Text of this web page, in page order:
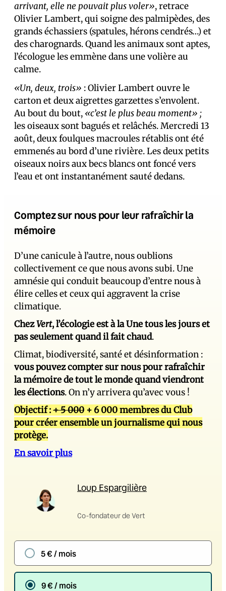
arrivant, elle ne pouvait plus voler», retrace
Olivier Lambert, qui soigne des palmipèdes, des
grands échassiers (spatules, hérons cendrés…) et
des charognards. Quand les animaux sont aptes,
l’écologue les emmène dans une volière au
calme.
«Un, deux, trois» : Olivier Lambert ouvre le
carton et deux aigrettes garzettes s’envolent.
Au bout du bout, «c’est le plus beau moment» ;
les oiseaux sont bagués et relâchés. Mercredi 13
août, deux foulques macroules rétablis ont été
emmenés au bord d’une rivière. Les deux petits
oiseaux noirs aux becs blancs ont foncé vers
l’eau et ont instantanément sauté dedans.
Comptez sur nous pour leur rafraîchir la
mémoire
D’une canicule à l’autre, nous oublions
collectivement ce que nous avons subi. Une
amnésie qui conduit beaucoup d’entre nous à
élire celles et ceux qui aggravent la crise
climatique.
ChezVert, l’écologie est à la Une tous les jours et
pas seulement quand il fait chaud.
Climat, biodiversité, santé et désinformation :
vous pouvez compter sur nous pour rafraîchir
la mémoire de tout le monde quand viendront
les élections. On n’y arrivera qu’avec vous !
Objectif :+ 5 000 + 6 000 membres du Club
pour créer ensemble un journalisme qui nous
protège.
En savoir plus
Loup Espargilière
Co-fondateur de Vert
5 € / mois
9 € / mois